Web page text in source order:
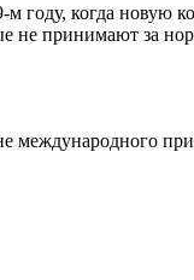
году, когда новую
не принимают за